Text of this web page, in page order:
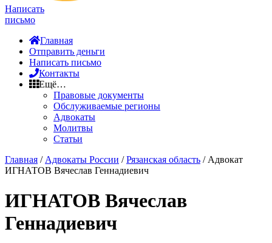
Написать
письмо
Главная
Отправить деньги
Написать письмо
Контакты
Ещё…
Правовые документы
Обслуживаемые регионы
Адвокаты
Молитвы
Статьи
Главная / Адвокаты России /Рязанская область / Адвокат
ИГНАТОВ Вячеслав Геннадиевич
ИГНАТОВ Вячеслав
Геннадиевич